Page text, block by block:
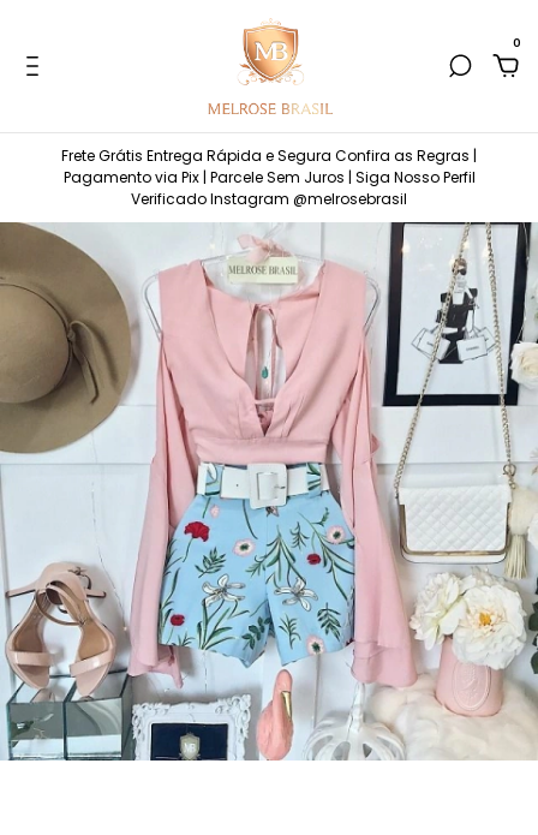
0
Frete Grátis Entrega Rápida e Segura Confira as Regras |
Pagamento via Pix | Parcele Sem Juros | Siga Nosso Perfil
Verificado Instagram @melrosebrasil